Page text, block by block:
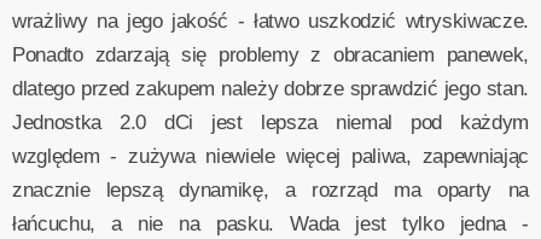
wrażliwy na jego jakość - łatwo uszkodzić wtryskiwacze.
Ponadto zdarzają się problemy z obracaniem panewek,
dlatego przed zakupem należy dobrze sprawdzić jego stan.
Jednostka 2.0 dCi jest lepsza niemal pod każdym
względem - zużywa niewiele więcej paliwa, zapewniając
znacznie lepszą dynamikę, a rozrząd ma oparty na
łańcuchu, a nie na pasku. Wada jest tylko jedna -